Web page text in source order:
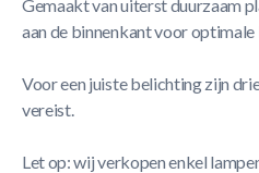
Gemaakt van uiterst duurzaam
aan de binnenkant voor
Voor een juiste belichting zijn
vereist.
Let op: wij verkopen enkel